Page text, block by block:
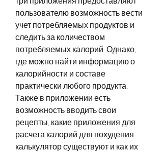
пользователю возможность вести
учет потребляемых продуктов и
следить за количеством
потребляемых калорий. Однако,
где можно найти информацию о
калорийности и составе
практически любого продукта.
Также в приложении есть
возможность вводить свои
рецепты, какие приложения для
расчета калорий для похудения
калькулятор существуют и как их